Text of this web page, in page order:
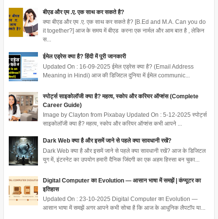
बीएड और एम .ए. एक साथ कर सकते है?
क्या बीएड और एम .ए. एक साथ कर सकते है? [B.Ed and M.A. Can you do
it together?] आज के समय में बीएड करना एक नार्मल और आम बात है , लेकिन
स...
ईमेल एड्रेस क्या है? हिंदी में पूरी जानकारी
Updated On : 16-09-2025 ईमेल एड्रेस क्या है? (Email Address
Meaning in Hindi) आज की डिजिटल दुनिया में ईमेल communic...
स्पोर्ट्स साइकोलॉजी क्या है? महत्व, स्कोप और करियर ऑप्शंस (Complete
Career Guide)
Image by Clayton from Pixabay Updated On : 5-12-2025 स्पोर्ट्स
साइकोलॉजी क्या है? महत्व, स्कोप और करियर ऑप्शंस कभी आपने ...
Dark Web क्या है और इसमें जाने से पहले क्या सावधानी रखें?
Dark Web क्या है और इसमें जाने से पहले क्या सावधानी रखें? आज के डिजिटल
युग में, इंटरनेट का उपयोग हमारी दैनिक जिंदगी का एक अहम हिस्सा बन चुका...
Digital Computer का Evolution — आसान भाषा में समझें | कंप्यूटर का
इतिहास
Updated On : 23-10-2025 Digital Computer का Evolution —
आसान भाषा में समझें अगर आपने कभी सोचा है कि आज के आधुनिक लैपटॉप या...